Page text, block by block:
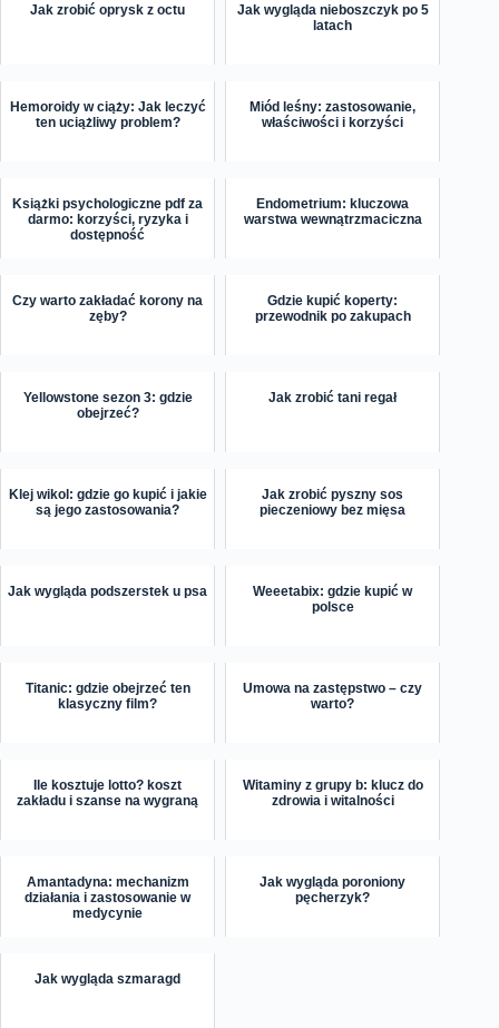
Jak zrobić oprysk z octu
Jak wygląda nieboszczyk po 5
latach
Hemoroidy w ciąży: Jak leczyć
ten uciążliwy problem?
Miód leśny: zastosowanie,
właściwości i korzyści
Książki psychologiczne pdf za
darmo: korzyści, ryzyka i
dostępność
Endometrium: kluczowa
warstwa wewnątrzmaciczna
Czy warto zakładać korony na
zęby?
Gdzie kupić koperty:
przewodnik po zakupach
Yellowstone sezon 3: gdzie
obejrzeć?
Jak zrobić tani regał
Klej wikol: gdzie go kupić i jakie
są jego zastosowania?
Jak zrobić pyszny sos
pieczeniowy bez mięsa
Jak wygląda podszerstek u psa
Weeetabix: gdzie kupić w
polsce
Titanic: gdzie obejrzeć ten
klasyczny film?
Umowa na zastępstwo – czy
warto?
Ile kosztuje lotto? koszt
zakładu i szanse na wygraną
Witaminy z grupy b: klucz do
zdrowia i witalności
Amantadyna: mechanizm
działania i zastosowanie w
medycynie
Jak wygląda poroniony
pęcherzyk?
Jak wygląda szmaragd